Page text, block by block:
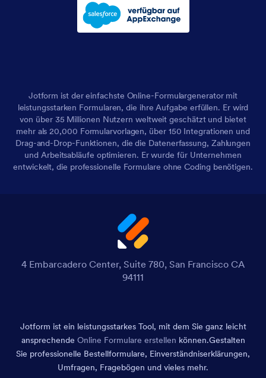
Jotform ist der einfachste Online-Formulargenerator mit
leistungsstarken Formularen, die ihre Aufgabe erfüllen. Er wird
von über 35 Millionen Nutzern weltweit geschätzt und bietet
mehr als 20,000 Formularvorlagen, über 150 Integrationen und
Drag-and-Drop-Funktionen, die die Datenerfassung, Zahlungen
und Arbeitsabläufe optimieren. Er wurde für Unternehmen
entwickelt, die professionelle Formulare ohne Coding benötigen.
4 Embarcadero Center, Suite 780, San Francisco CA
94111
Jotform ist ein leistungsstarkes Tool, mit dem Sie ganz leicht
ansprechende Online Formulare erstellen können.Gestalten
Sie professionelle Bestellformulare, Einverständniserklärungen,
Umfragen, Fragebögen und vieles mehr.